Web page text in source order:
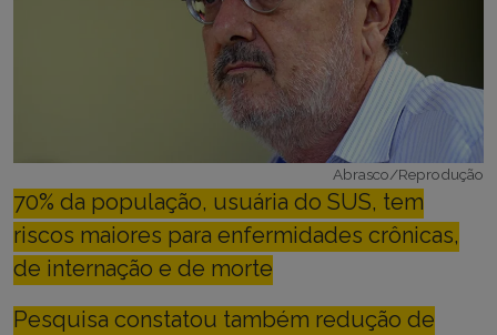
Abrasco/Reprodução
70% da população, usuária do SUS, tem
riscos maiores para enfermidades crônicas,
de internação e de morte
Pesquisa constatou também redução de